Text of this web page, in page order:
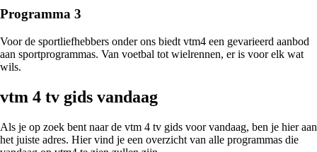
Programma 3
Voor de sportliefhebbers onder ons biedt vtm4 een gevarieerd aanbod
aan sportprogrammas. Van voetbal tot wielrennen, er is voor elk wat
wils.
vtm 4 tv gids vandaag
Als je op zoek bent naar de vtm 4 tv gids voor vandaag, ben je hier aan
het juiste adres. Hier vind je een overzicht van alle programmas die